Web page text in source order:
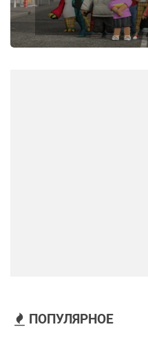
ПОПУЛЯРНОЕ